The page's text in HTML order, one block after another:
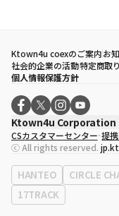
Ktown4u coexのご案内お
社会的企業の活動特定商取
個人情報保護方針
Ktown4u Corporation
代表取締役
ソン・ヒョ
事業者登録番号120-87-
eContext
0120-23-
事務所住所
ソウル特別
CSカスタマーセンター 提
ⓒ All rights reserved.
HANTEO CIRCLE
17TRACK